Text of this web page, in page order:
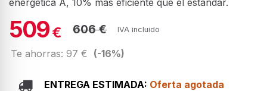
509€ 606 € IVA incluido
Te ahorras: 97 € (-16%)
ENTREGA ESTIMADA: Oferta agotada